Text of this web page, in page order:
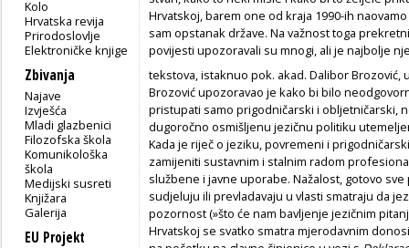
Kolo
Hrvatska revija
Prirodoslovlje
Elektroničke knjige
Zbivanja
Najave
Izvješća
Mladi glazbenici
Filozofska škola
Komunikološka
škola
Medijski susreti
Knjižara
Galerija
EU Projekt
Hrvatskoj, barem one od kraja 1990-ih
sam opstanak države. Na važnost toga
povijesti upozoravali su mnogi, ali je najbolje
tekstova, istaknuo pok. akad. Dalibor
Brozović upozoravao je kako bi bilo
pristupati samo prigodničarski i obljetničarski,
dugoročno osmišljenu jezičnu politiku
Kada je riječ o jeziku, povremeni i
zamijeniti sustavnim i stalnim radom
službene i javne uporabe. Nažalost, gotovo
sudjeluju ili prevladavaju u vlasti smatraju da
pozornost (»što će nam bavljenje jezičnim
Hrvatskoj se svatko smatra mjerodavnim